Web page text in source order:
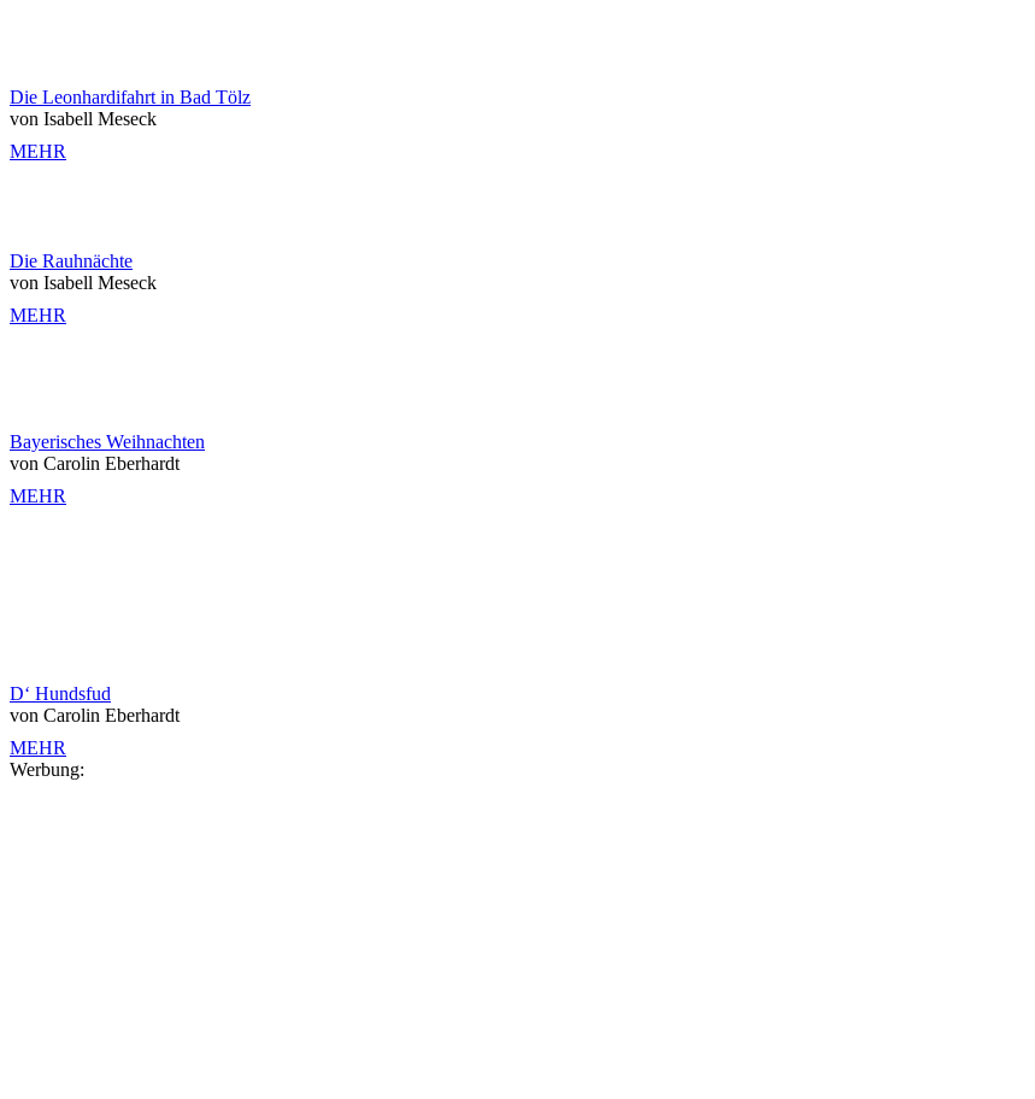
Die Leonhardifahrt in Bad Tölz
von Isabell Meseck
MEHR
Die Rauhnächte
von Isabell Meseck
MEHR
Bayerisches Weihnachten
von Carolin Eberhardt
MEHR
D‘ Hundsfud
von Carolin Eberhardt
MEHR
Werbung: